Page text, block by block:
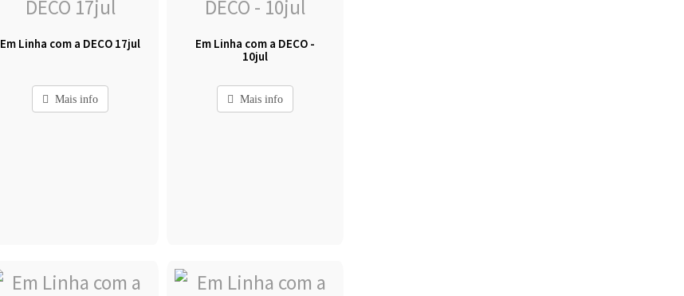
Em Linha com a DECO 17jul
Mais info
Em Linha com a DECO -
10jul
Mais info